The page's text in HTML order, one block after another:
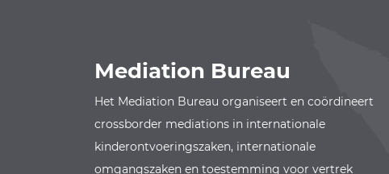
Mediation Bureau
Het Mediation Bureau organiseert en coördineert
crossborder mediations in internationale
kinderontvoeringszaken, internationale
omgangszaken en toestemming voor vertrek